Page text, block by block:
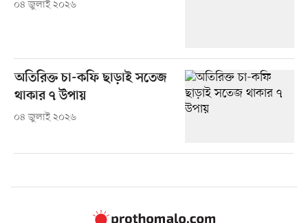
০৪ জুলাই ২০২৬
অতিরিক্ত চা-কফি ছাড়াই সতেজ
থাকার ৭ উপায়
০৪ জুলাই ২০২৬